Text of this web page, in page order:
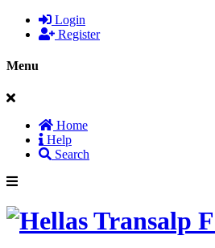
Login
Register
Menu
Home
Help
Search